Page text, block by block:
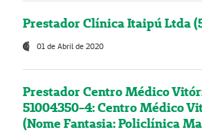
Prestador Clínica Itaipú Ltda
01 de Abril de 2020
Prestador Centro Médico
51004350-4: Centro Médico
(Nome Fantasia: Policlínica